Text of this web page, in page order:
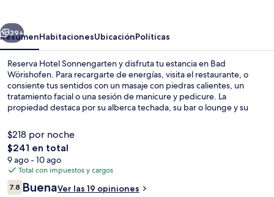
Siguiente
39+
ResumenHabitacionesUbicaciónPolíticas
Reserva Hotel Sonnengarten y disfruta tu estancia en Bad
Wörishofen. Para recargarte de energías, visita el restaurante, o
consiente tus sentidos con un masaje con piedras calientes, un
tratamiento facial o una sesión de manicure y pedicure. La
propiedad destaca por su alberca techada, su bar o lounge y su
$218 por noche
El
precio
total
es
de
$241 en total
9 ago - 10 ago
Total con impuestos y cargos
Opiniones
7.87.8 de 10,
BuenaVer las 19 opiniones